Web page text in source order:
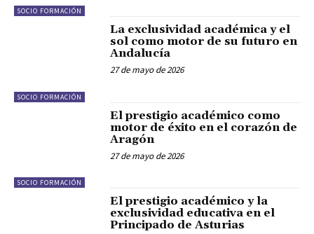
SOCIO FORMACIÓN
SOCIO FORMACIÓN
La exclusividad académica y el
sol como motor de su futuro en
Andalucía
27 de mayo de 2026
SOCIO FORMACIÓN
El prestigio académico como
motor de éxito en el corazón de
Aragón
27 de mayo de 2026
El prestigio académico y la
exclusividad educativa en el
Principado de Asturias